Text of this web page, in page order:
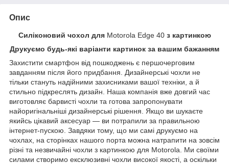
Опис
Силіконовий чохол для Motorola Edge 40з картинкою
Друкуємо будь-які варіанти картинок за вашим бажанням
Захистити смартфон від пошкоджень є першочерговим
завданням після його придбання. Дизайнерські чохли не
тільки стануть надійними захисниками вашої техніки, а й
стильно підкреслять дизайн. Наша компанія вже довгий час
виготовляє барвисті чохли та готова запропонувати
найоригінальніші дизайнерські рішення. Якщо ви шукаєте
якийсь цікавий аксесуар — ви потрапили за правильною
інтернет-пускою. Завдяки тому, що ми самі друкуємо на
чохлах, на сторінках нашого порта можна натрапити на зовсім
різні та незвичайні чохли з картинкою для Motorola. Ми своїми
силами створимо ексклюзивні чохли високої якості, а оскільки